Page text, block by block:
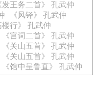
发王务二首》 孔武仲
《风铎》 孔武仲
楼行》 孔武仲
《宫词二首》 孔武仲
《关山五首》 孔武仲
《关山五首》 孔武仲
《馆中呈鲁直》 孔武仲